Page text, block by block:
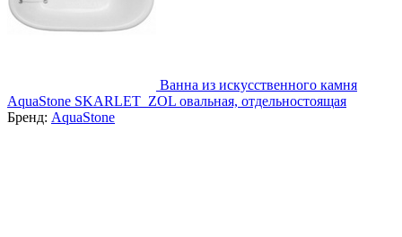
Ванна из искусственного камня
AquaStone SKARLET_ZOL овальная, отдельностоящая
Бренд: AquaStone